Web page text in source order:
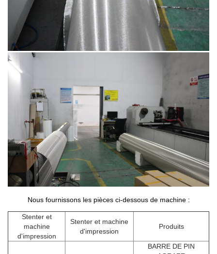
Nous fournissons les pièces ci-dessous de machine :
Stenter et
machine
d'impression
Stenter et machine
d'impression
Produits
BARRE DE PIN